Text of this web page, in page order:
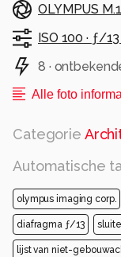
OLYMPUS
ISO 100 · ƒ/13
8 ·
Alle foto
Categorie
Automatische
olympus imaging corp.
diafragma ƒ/13
lijst van niet-